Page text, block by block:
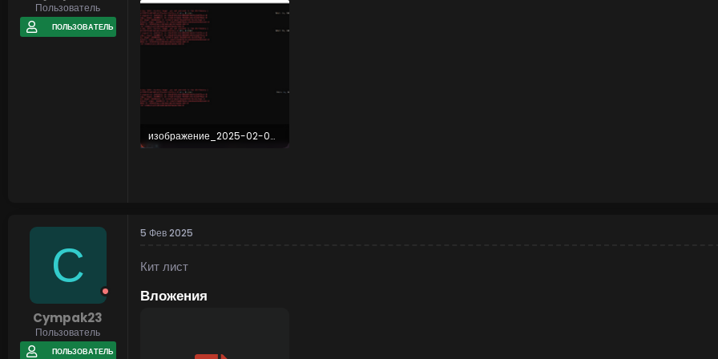
Пользователь
ПОЛЬЗОВАТЕЛЬ
изображение_2025-02-05_192330151.png
C
Cympak23
Пользователь
ПОЛЬЗОВАТЕЛЬ
5 Фев 2025
Кит лист
Вложения